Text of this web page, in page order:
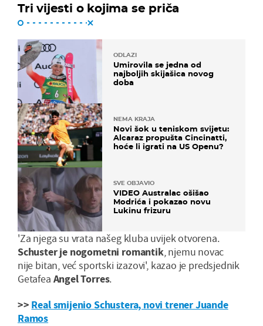
Tri vijesti o kojima se priča
ODLAZI
Umirovila se jedna od
najboljih skijašica novog
doba
NEMA KRAJA
Novi šok u teniskom svijetu:
Alcaraz propušta Cincinatti,
hoće li igrati na US Openu?
SVE OBJAVIO
VIDEO Australac ošišao
Modrića i pokazao novu
Lukinu frizuru
'Za njega su vrata našeg kluba uvijek otvorena.
Schuster je nogometni romantik, njemu novac
nije bitan, već sportski izazovi', kazao je predsjednik
Getafea Angel Torres.
>> Real smijenio Schustera, novi trener Juande
Ramos